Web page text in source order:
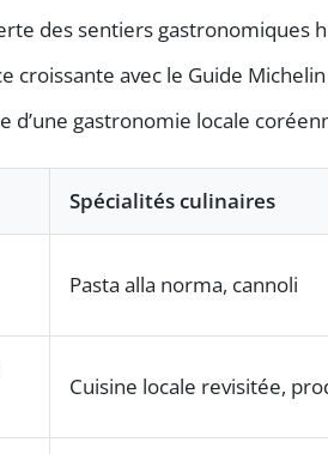
des sentiers gastronomiques
croissante avec le Guide
d’une gastronomie locale
Spécialités culinaires
Pasta alla norma, cannoli
Cuisine locale revisitée,